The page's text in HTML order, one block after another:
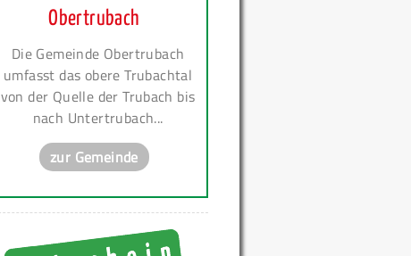
Obertrubach
Die Gemeinde Obertrubach
umfasst das obere Trubachtal
von der Quelle der Trubach bis
nach Untertrubach...
zur Gemeinde